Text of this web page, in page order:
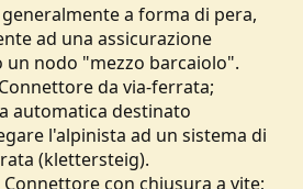
a forma di pera,
ad una assicurazione
un nodo "mezzo barcaiolo".
da via-ferrata;
automatica destinato
l'alpinista ad un sistema di
(klettersteig).
Connettore con chiusura a vite;